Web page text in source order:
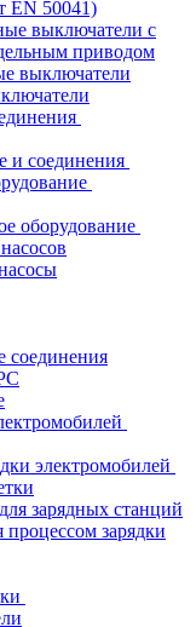
EN 50041)
выключатели с
приводом
выключатели
и соединения
оборудование
соединения
электромобилей
зарядных станций
процессом зарядки